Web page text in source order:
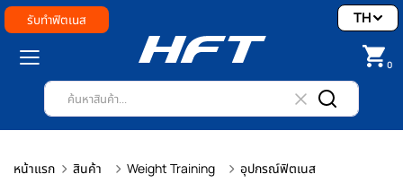
รับทำฟิตเนส
0
TH
หน้าแรก สินค้า Weight Training
อุปกรณ์ฟิตเนส